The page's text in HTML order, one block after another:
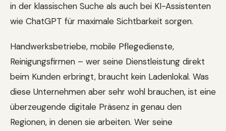
in der klassischen Suche als auch bei KI-Assistenten
wie ChatGPT für maximale Sichtbarkeit sorgen.
Handwerksbetriebe, mobile Pflegedienste,
Reinigungsfirmen – wer seine Dienstleistung direkt
beim Kunden erbringt, braucht kein Ladenlokal. Was
diese Unternehmen aber sehr wohl brauchen, ist eine
überzeugende digitale Präsenz in genau den
Regionen, in denen sie arbeiten. Wer seine